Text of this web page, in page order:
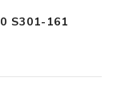
S301-161